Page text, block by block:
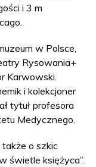
i 3 m
w Polsce,
Rysowania+
Karwowski.
i kolekcjoner
tytuł profesora
Medycznego.
także o szkic
świetle księżyca”.